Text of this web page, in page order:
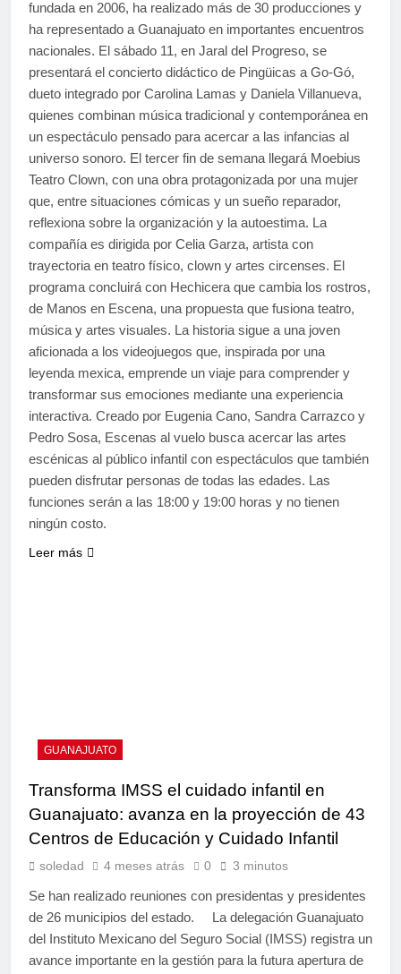
fundada en 2006, ha realizado más de 30 producciones y
ha representado a Guanajuato en importantes encuentros
nacionales. El sábado 11, en Jaral del Progreso, se
presentará el concierto didáctico de Pingüicas a Go-Gó,
dueto integrado por Carolina Lamas y Daniela Villanueva,
quienes combinan música tradicional y contemporánea en
un espectáculo pensado para acercar a las infancias al
universo sonoro. El tercer fin de semana llegará Moebius
Teatro Clown, con una obra protagonizada por una mujer
que, entre situaciones cómicas y un sueño reparador,
reflexiona sobre la organización y la autoestima. La
compañía es dirigida por Celia Garza, artista con
trayectoria en teatro físico, clown y artes circenses. El
programa concluirá con Hechicera que cambia los rostros,
de Manos en Escena, una propuesta que fusiona teatro,
música y artes visuales. La historia sigue a una joven
aficionada a los videojuegos que, inspirada por una
leyenda mexica, emprende un viaje para comprender y
transformar sus emociones mediante una experiencia
interactiva. Creado por Eugenia Cano, Sandra Carrazco y
Pedro Sosa, Escenas al vuelo busca acercar las artes
escénicas al público infantil con espectáculos que también
pueden disfrutar personas de todas las edades. Las
funciones serán a las 18:00 y 19:00 horas y no tienen
ningún costo.
Leer más
GUANAJUATO
Transforma IMSS el cuidado infantil en
Guanajuato: avanza en la proyección de 43
Centros de Educación y Cuidado Infantil
soledad 4 meses atrás 0 3 minutos
Se han realizado reuniones con presidentas y presidentes
de 26 municipios del estado. La delegación Guanajuato
del Instituto Mexicano del Seguro Social (IMSS) registra un
avance importante en la gestión para la futura apertura de